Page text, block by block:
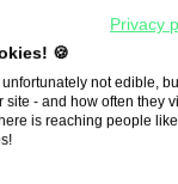
Privacy
🍪
not edible,
- and how often they
is reaching people